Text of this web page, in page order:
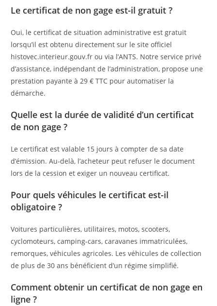
Le certificat de non gage est-il gratuit ?
Oui, le certificat de situation administrative est gratuit
lorsqu’il est obtenu directement sur le site officiel
histovec.interieur.gouv.fr ou via l’ANTS. Notre service privé
d’assistance, indépendant de l’administration, propose une
prestation payante à 29 € TTC pour automatiser la
démarche.
Quelle est la durée de validité d’un certificat
de non gage ?
Le certificat est valable 15 jours à compter de sa date
d’émission. Au-delà, l’acheteur peut refuser le document
lors de la cession et exiger un nouveau certificat.
Pour quels véhicules le certificat est-il
obligatoire ?
Voitures particulières, utilitaires, motos, scooters,
cyclomoteurs, camping-cars, caravanes immatriculées,
remorques, véhicules agricoles. Les véhicules de collection
de plus de 30 ans bénéficient d’un régime simplifié.
Comment obtenir un certificat de non gage en
ligne ?